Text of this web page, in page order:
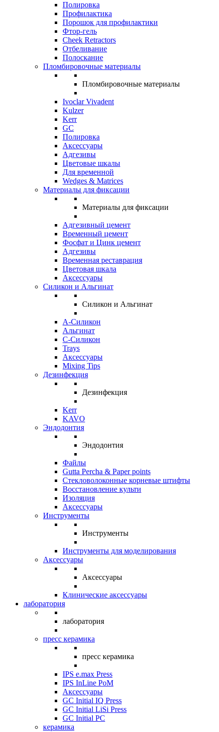
Полировка
Профилактика
Порошок для профилактики
Фтор-гель
Cheek Retractors
Отбеливание
Полоскание
Пломбировочные материалы
Пломбировочные материалы
Ivoclar Vivadent
Kulzer
Kerr
GC
Полировка
Аксессуары
Адгезивы
Цветовые шкалы
Для временной
Wedges & Matrices
Материалы для фиксации
Материалы для фиксации
Адгезивный цемент
Временный цемент
Фосфат и Цинк цемент
Адгезивы
Временная реставрация
Цветовая шкала
Аксессуары
Силикон и Альгинат
Силикон и Альгинат
A-Силикон
Альгинат
C-Силикон
Trays
Аксессуары
Mixing Tips
Дезинфекция
Дезинфекция
Kerr
KAVO
Эндодонтия
Эндодонтия
Файлы
Gutta Percha & Paper points
Стекловолоконные корневые штифты
Восстановление культи
Изоляция
Аксессуары
Инструменты
Инструменты
Инструменты для моделирования
Аксессуары
Аксессуары
Клинические аксессуары
лаборатория
лаборатория
пресс керамика
пресс керамика
IPS e.max Press
IPS InLine PoM
Аксессуары
GC Initial IQ Press
GC Initial LiSi Press
GC Initial PC
керамика